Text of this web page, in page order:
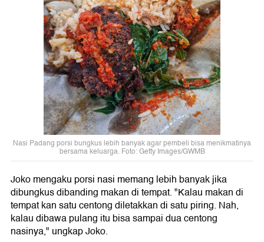
Nasi Padang porsi bungkus lebih banyak agar pembeli bisa menikmatinya
bersama keluarga. Foto: Getty Images/GWMB
Joko mengaku porsi nasi memang lebih banyak jika
dibungkus dibanding makan di tempat. "Kalau makan di
tempat kan satu centong diletakkan di satu piring. Nah,
kalau dibawa pulang itu bisa sampai dua centong
nasinya," ungkap Joko.